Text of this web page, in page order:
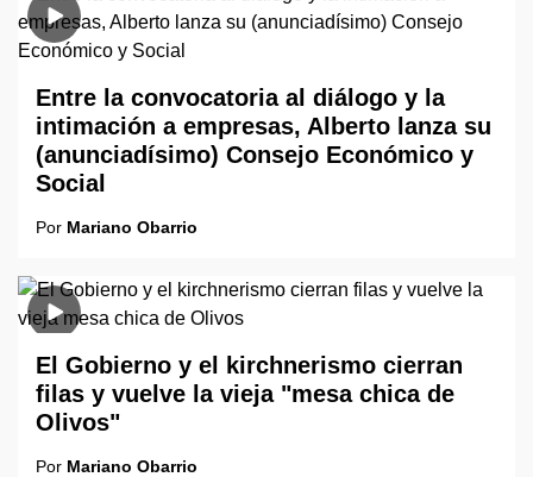
Entre la convocatoria al diálogo y la
intimación a empresas, Alberto lanza su
(anunciadísimo) Consejo Económico y
Social
Por Mariano Obarrio
El Gobierno y el kirchnerismo cierran
filas y vuelve la vieja "mesa chica de
Olivos"
Por Mariano Obarrio